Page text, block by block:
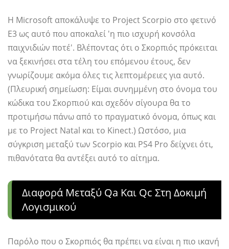
Η Microsoft αποκάλυψε το Project Scorpio στο φετινό
E3 ως αυτό που αποκαλεί 'η πιο ισχυρή κονσόλα
παιχνιδιών ποτέ'. Βλέποντας ότι ο Σκορπιός πρόκειται
να ξεκινήσει στα τέλη του επόμενου έτους, δεν
γνωρίζουμε ακόμα όλες τις λεπτομέρειες για αυτό.
(Πλευρική σημείωση: Είμαι συνημμένη στο όνομα του
κώδικα του Σκορπιού και σχεδόν σίγουρα θα το
προτιμήσω πάνω από το πραγματικό όνομα, όπως και
με το Project Natal και το Kinect.) Ωστόσο, μια
σύγκριση μεταξύ των Scorpio και PS4 Pro δείχνει ότι,
πιθανότατα θα αντέξει αυτό το αίτημα.
Διαφορά Μεταξύ Qa Και Qc Στη Δοκιμή
Λογισμικού
Παρόλο που ο Σκορπιός θα πρέπει να είναι η πιο ικανή